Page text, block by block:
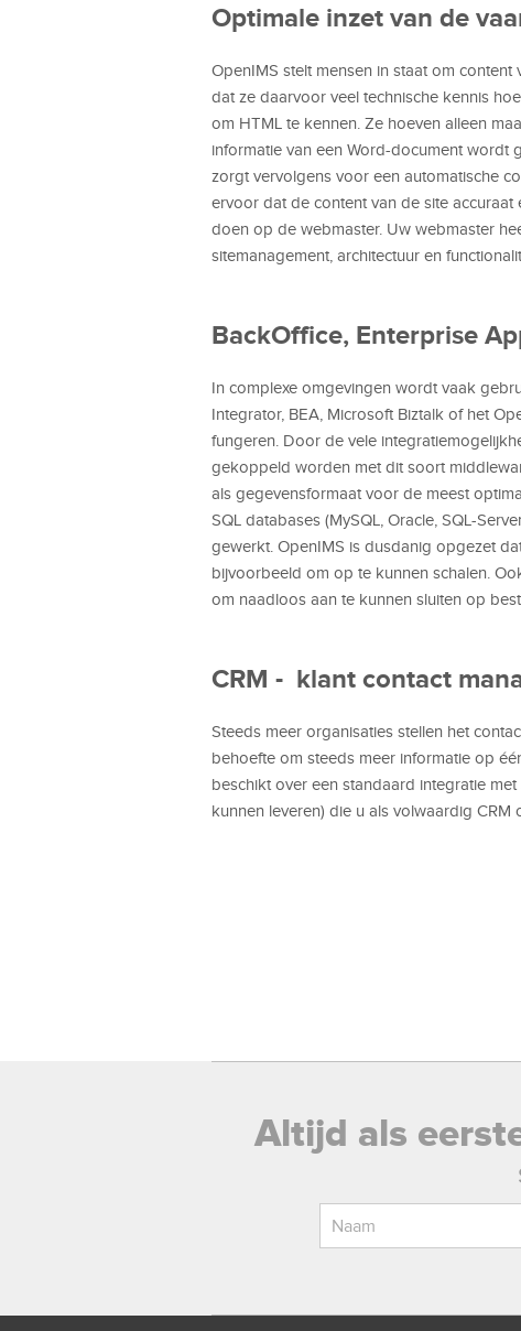
Optimale inzet van de
OpenIMS stelt mensen in staat om
dat ze daarvoor veel technische kennis
om HTML te kennen. Ze hoeven alleen
informatie van een Word-document wordt
zorgt vervolgens voor een automatische
ervoor dat de content van de site
doen op de webmaster. Uw webmaster
sitemanagement, architectuur en
BackOffice, Enterprise
In complexe omgevingen wordt vaak
Integrator, BEA, Microsoft Biztalk of het
fungeren. Door de vele
gekoppeld worden met dit soort
als gegevensformaat voor de meest
SQL databases (MySQL, Oracle, SQL-
gewerkt. OpenIMS is dusdanig opgezet
bijvoorbeeld om op te kunnen schalen.
om naadloos aan te kunnen sluiten op
CRM - klant contact
Steeds meer organisaties stellen het
behoefte om steeds meer informatie op
beschikt over een standaard integratie
kunnen leveren) die u als volwaardig CRM
Altijd als